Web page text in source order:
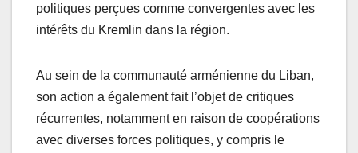
politiques perçues comme convergentes avec les
intérêts du Kremlin dans la région.
Au sein de la communauté arménienne du Liban,
son action a également fait l’objet de critiques
récurrentes, notamment en raison de coopérations
avec diverses forces politiques, y compris le